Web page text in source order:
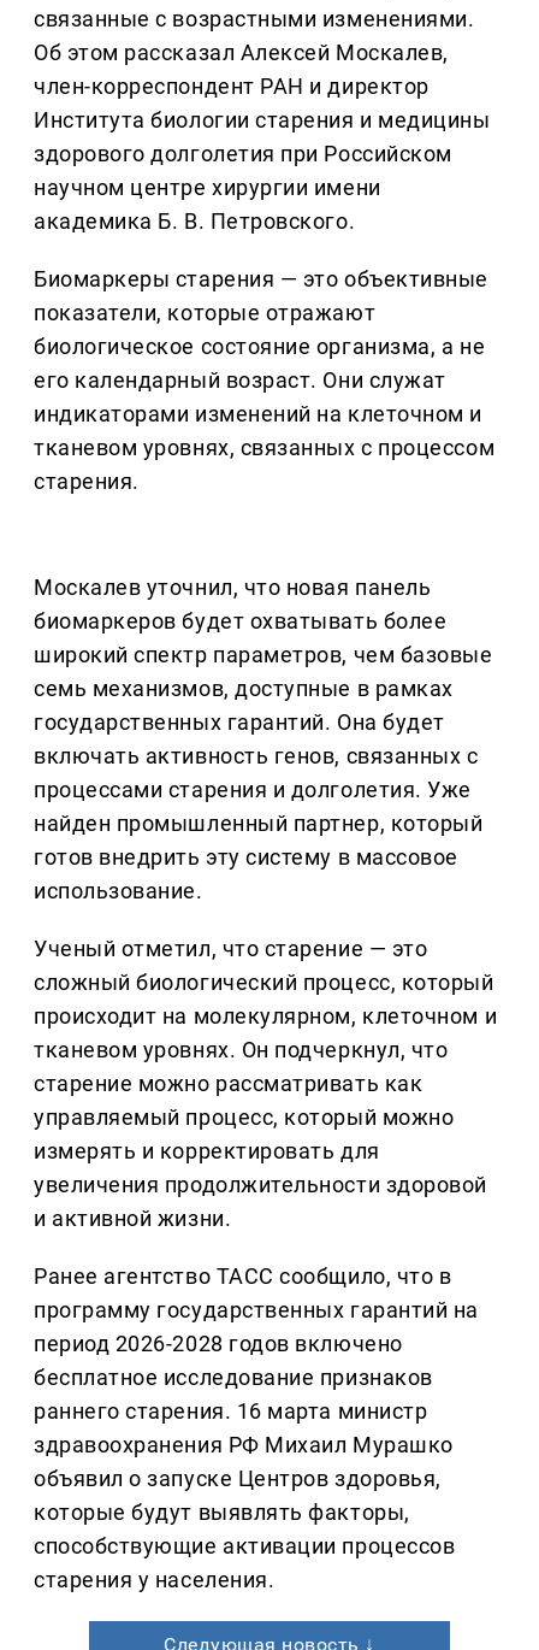
связанные с возрастными изменениями.
Об этом рассказал Алексей Москалев,
член-корреспондент РАН и директор
Института биологии старения и медицины
здорового долголетия при Российском
научном центре хирургии имени
академика Б. В. Петровского.
Биомаркеры старения — это объективные
показатели, которые отражают
биологическое состояние организма, а не
его календарный возраст. Они служат
индикаторами изменений на клеточном и
тканевом уровнях, связанных с процессом
старения.
Москалев уточнил, что новая панель
биомаркеров будет охватывать более
широкий спектр параметров, чем базовые
семь механизмов, доступные в рамках
государственных гарантий. Она будет
включать активность генов, связанных с
процессами старения и долголетия. Уже
найден промышленный партнер, который
готов внедрить эту систему в массовое
использование.
Ученый отметил, что старение — это
сложный биологический процесс, который
происходит на молекулярном, клеточном и
тканевом уровнях. Он подчеркнул, что
старение можно рассматривать как
управляемый процесс, который можно
измерять и корректировать для
увеличения продолжительности здоровой
и активной жизни.
Ранее агентство ТАСС сообщило, что в
программу государственных гарантий на
период 2026-2028 годов включено
бесплатное исследование признаков
раннего старения. 16 марта министр
здравоохранения РФ Михаил Мурашко
объявил о запуске Центров здоровья,
которые будут выявлять факторы,
способствующие активации процессов
старения у населения.
Следующая новость ↓